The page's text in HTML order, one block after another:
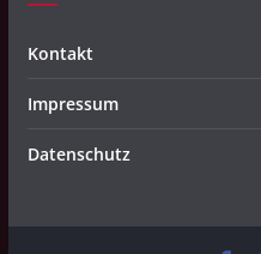
Kontakt
Impressum
Datenschutz